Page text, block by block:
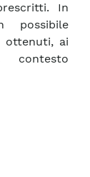
In
possibile
ottenuti, ai